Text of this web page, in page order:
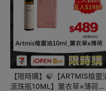
【限時購】🍃【ARTMIS植靈
滾珠瓶10ML】薰衣草×薄荷雙